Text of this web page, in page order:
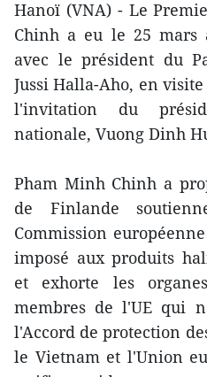
Hanoï (VNA) - Le
Chinh a eu le 25 mars
avec le président du
Jussi Halla-Aho, en
l'invitation du
nationale, Vuong Dinh
Pham Minh Chinh a
de Finlande
Commission
imposé aux produits
et exhorte les
membres de l'UE qui
l'Accord de protection
le Vietnam et l'Union